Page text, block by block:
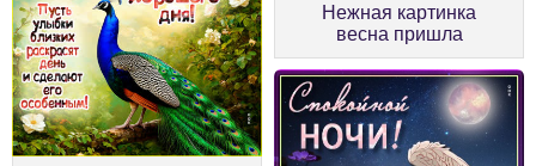
Нежная картинка
весна пришла